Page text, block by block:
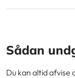
Sådan
Du kan altid